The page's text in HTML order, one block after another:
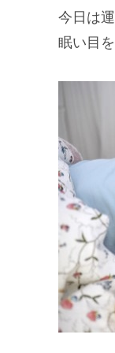
今日は
眠い目